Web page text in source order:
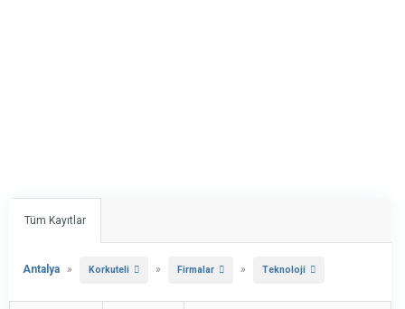
Tüm Kayıtlar
Antalya » Korkuteli » Firmalar » Teknoloji